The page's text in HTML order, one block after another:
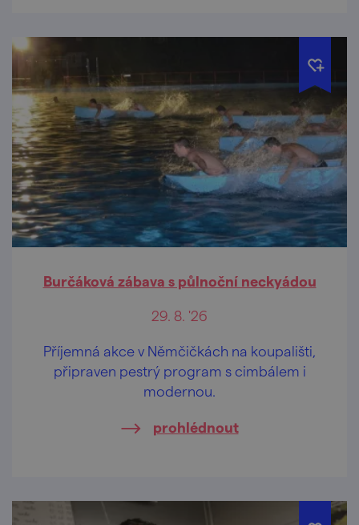
Burčáková zábava s půlnoční neckyádou
29. 8. '26
Příjemná akce v Němčičkách na koupališti,
připraven pestrý program s cimbálem i
modernou.
prohlédnout